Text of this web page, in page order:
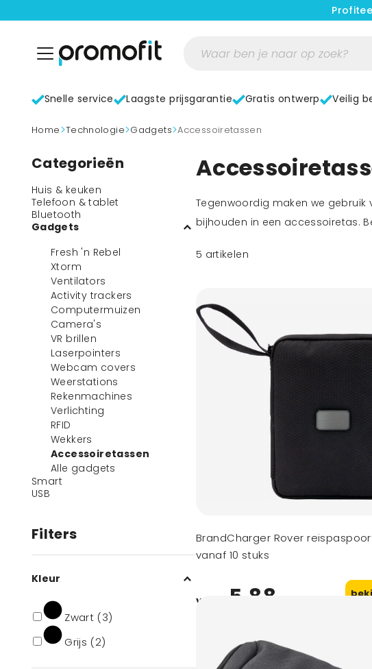
Snelle service Laagste prijsgarantie Gratis ontwerp Veilig
home> Technologie> Gadgets> Accessoiretassen
Categorieën
Huis & keuken
Telefoon & tablet
Bluetooth
Gadgets
Fresh 'n Rebel
Xtorm
Ventilators
Activity trackers
Computermuizen
Camera's
VR brillen
Laserpointers
Webcam covers
Weerstations
Rekenmachines
Verlichting
RFID
Wekkers
Accessoiretassen
Alle gadgets
Smart
USB
Filters
Kleur
Zwart (3)
Grijs (2)
Tegenwoordig maken we
bijhouden in een accessoiretas.
5 artikelen
BrandCharger Rover
vanaf 10 stuks
vanaf 5,88